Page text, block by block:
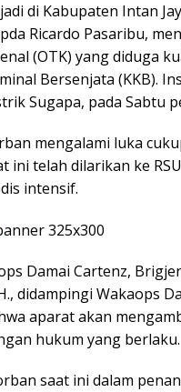
di Kabupaten Intan
Ricardo Pasaribu,
(OTK) yang diduga
Bersenjata (KKB).
Sugapa, pada Sabtu
mengalami luka
ini telah dilarikan ke
intensif.
Damai Cartenz,
didampingi Wakaops
aparat akan
hukum yang berlaku.
saat ini dalam